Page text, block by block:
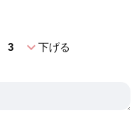
3 expand_more下げる